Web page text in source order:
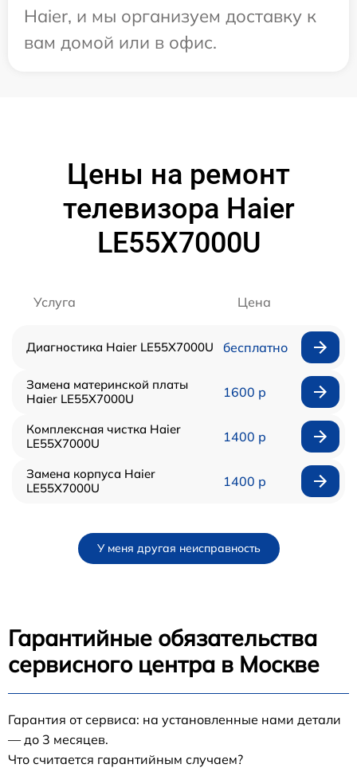
Haier, и мы организуем доставку к
вам домой или в офис.
Цены на ремонт
телевизора Haier
LE55X7000U
Услуга Цена
Диагностика Haier LE55X7000U бесплатно
Замена материнской платы
Haier LE55X7000U
1600 р
Комплексная чистка Haier
LE55X7000U
1400 р
Замена корпуса Haier
LE55X7000U
1400 р
У меня другая неисправность
Гарантийные обязательства
сервисного центра в Москве
Гарантия от сервиса: на установленные нами детали
— до 3 месяцев.
Что считается гарантийным случаем?